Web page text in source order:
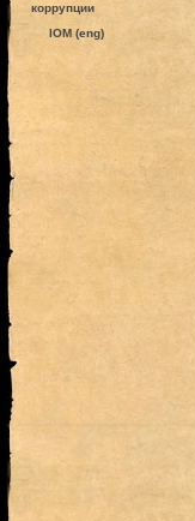
коррупции
IOM (eng)